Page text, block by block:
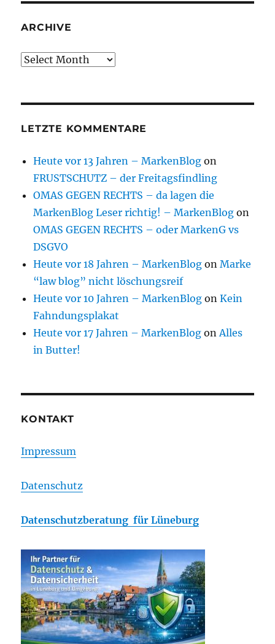
ARCHIVE
Archive
LETZTE KOMMENTARE
Heute vor 13 Jahren – MarkenBlog on
FRUSTSCHUTZ – der Freitagsfindling
OMAS GEGEN RECHTS – da lagen die
MarkenBlog Leser richtig! – MarkenBlog on
OMAS GEGEN RECHTS – oder MarkenG vs
DSGVO
Heute vor 18 Jahren – MarkenBlog onMarke
“law blog” nicht löschungsreif
Heute vor 10 Jahren – MarkenBlog onKein
Fahndungsplakat
Heute vor 17 Jahren – MarkenBlog onAlles
in Butter!
KONTAKT
Impressum
Datenschutz
Datenschutzberatung für Lüneburg